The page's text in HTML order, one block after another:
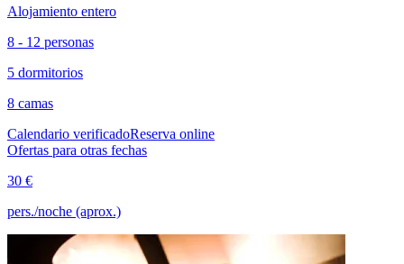
Alojamiento entero
8 - 12 personas
5 dormitorios
8 camas
Calendario verificadoReserva online
Ofertas para otras fechas
30 €
pers./noche (aprox.)